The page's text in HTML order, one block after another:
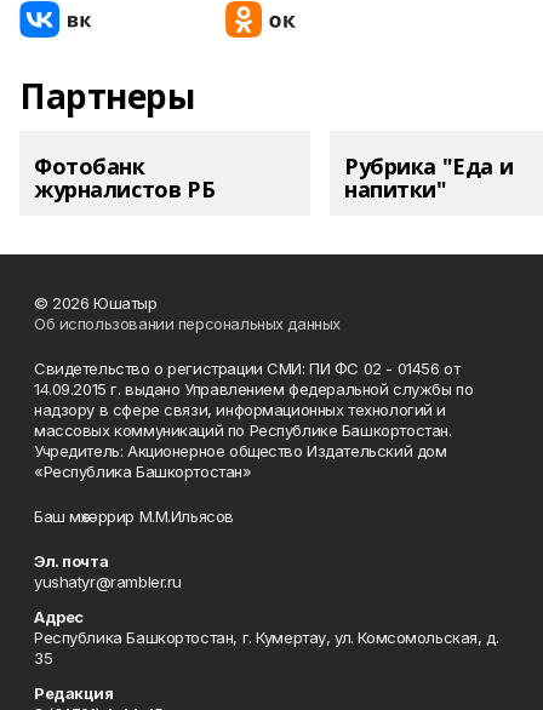
Партнеры
Фотобанк
журналистов РБ
Рубрика "Еда и
напитки"
© 2026 Юшатыр
Об использовании персональных данных
Свидетельство о регистрации СМИ: ПИ ФС 02 - 01456 от
14.09.2015 г. выдано Управлением федеральной службы по
надзору в сфере связи, информационных технологий и
массовых коммуникаций по Республике Башкортостан.
Учредитель: Акционерное общество Издательский дом
«Республика Башкортостан»
Баш мөхәррир М.М.Ильясов
Эл. почта
yushatyr@rambler.ru
Адрес
Республика Башкортостан, г. Кумертау, ул. Комсомольская, д.
35
Редакция